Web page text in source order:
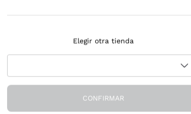
Elegir otra tienda
CONFIRMAR